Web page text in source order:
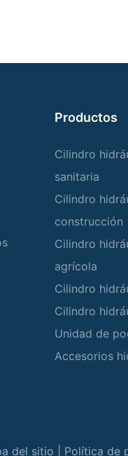
Productos
Cilindro
sanitaria
Cilindro
construcción
Cilindro
agrícola
Cilindro
Cilindro
Unidad de
Accesorios
del sitio Política de